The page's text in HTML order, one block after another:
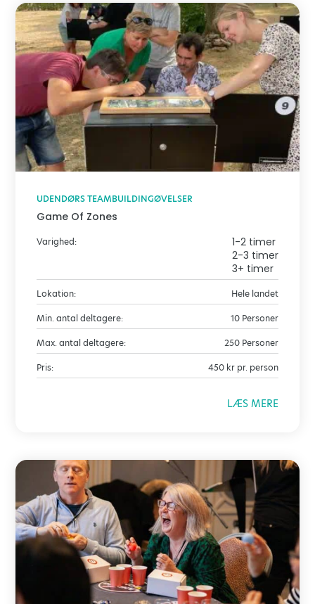
UDENDØRS TEAMBUILDINGØVELSER
Game Of Zones
Varighed:
1-2 timer
2-3 timer
3+ timer
Lokation: Hele landet
Min. antal deltagere: 10 Personer
Max. antal deltagere: 250 Personer
Pris: 450 kr pr. person
LÆS MERE